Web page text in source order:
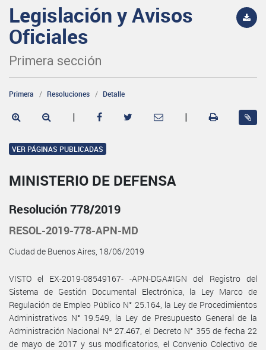
Legislación y Avisos
Oficiales
Primera sección
Primera Resoluciones Detalle
| |
VER PÁGINAS PUBLICADAS
MINISTERIO DE DEFENSA
Resolución 778/2019
RESOL-2019-778-APN-MD
Ciudad de Buenos Aires, 18/06/2019
VISTO el EX-2019-08549167- -APN-DGA#IGN del Registro del
Sistema de Gestión Documental Electrónica, la Ley Marco de
Regulación de Empleo Público N° 25.164, la Ley de Procedimientos
Administrativos N° 19.549, la Ley de Presupuesto General de la
Administración Nacional Nº 27.467, el Decreto N° 355 de fecha 22
de mayo de 2017 y sus modificatorios, el Convenio Colectivo de